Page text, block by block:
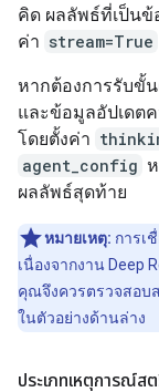
คิด ผลลัพธ์ที่เป็น
ค่า stream=True
หากต้องการรับขั้
และข้อมูลอัปเดต
โดยตั้งค่า
agent_config
ผลลัพธ์สุดท้าย
หมายเหตุ: การเ
เนื่องจากงาน Deep
คุณจึงควรตรวจสอบ
ในตัวอย่างด้านล่าง
ประเภทเหตุการณ์ส